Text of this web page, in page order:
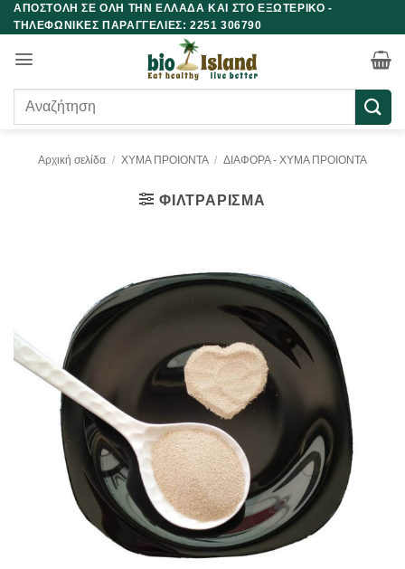
Μετάβαση
στο
περιεχόμενο
ΑΠΟΣΤΟΛΗ ΣΕ ΟΛΗ ΤΗΝ ΕΛΛΑΔΑ ΚΑΙ ΣΤΟ ΕΞΩΤΕΡΙΚΟ -
ΤΗΛΕΦΩΝΙΚΕΣ ΠΑΡΑΓΓΕΛΙΕΣ: 2251 306790
Αναζήτηση
Αρχική σελίδα / ΧΥΜΑ ΠΡΟΙΟΝΤΑ / ΔΙΑΦΟΡΑ - ΧΥΜΑ ΠΡΟΙΟΝΤΑ
ΦΙΛΤΡΆΡΙΣΜΑ